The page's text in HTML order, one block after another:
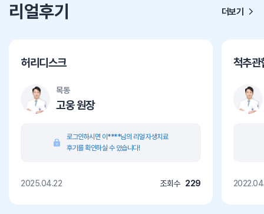
리얼후기 더보기
허리디스크
목동
고웅 원장
로그인하시면 이****님의 리얼 자생치료
후기를 확인하실 수 있습니다!
2025.04.22 조회수 229
척추관